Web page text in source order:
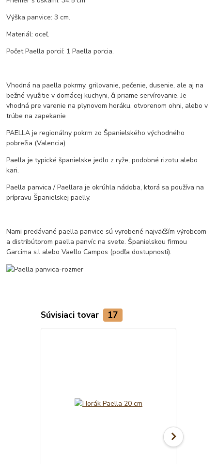
Výška panvice: 3 cm.
Materiál: oceľ.
Počet Paella porcií: 1 Paella porcia.
Vhodná na paella pokrmy, grilovanie, pečenie, dusenie, ale aj na
bežné využitie v domácej kuchyni, či priame servírovanie. Je
vhodná pre varenie na plynovom horáku, otvorenom ohni, alebo v
trúbe na zapekanie
PAELLA je regionálny pokrm zo Španielského východného
pobrežia (Valencia)
Paella je typické španielske jedlo z ryže, podobné rizotu alebo
kari.
Paella panvica / Paellara je okrúhla nádoba, ktorá sa používa na
prípravu Španielskej paelly.
Nami predávané paella panvice sú vyrobené najväčším výrobcom
a distribútorom paella panvíc na svete. Španielskou firmou
Garcima s.l alebo Vaello Campos (podľa dostupnosti).
Súvisiaci tovar 17